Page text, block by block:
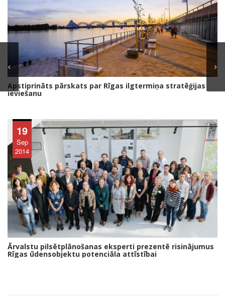
Apstiprināts pārskats par Rīgas ilgtermiņa stratēģijas
ieviešanu
19
Sep
2014
Ārvalstu pilsētplānošanas eksperti prezentē risinājumus
Rīgas ūdensobjektu potenciāla attīstībai